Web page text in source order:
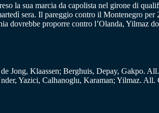
la sua marcia da capolista nel girone di
sera. Il pareggio contro il Montenegro
dovrebbe proporre contro l’Olanda, Yilmaz
Jong, Klaassen; Berghuis, Depay, Gakpo.
Yazici, Calhanoglu, Karaman; Yilmaz. All.